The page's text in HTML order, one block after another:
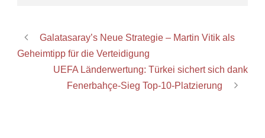
Galatasaray’s Neue Strategie – Martin Vitik als
Geheimtipp für die Verteidigung
UEFA Länderwertung: Türkei sichert sich dank
Fenerbahçe-Sieg Top-10-Platzierung